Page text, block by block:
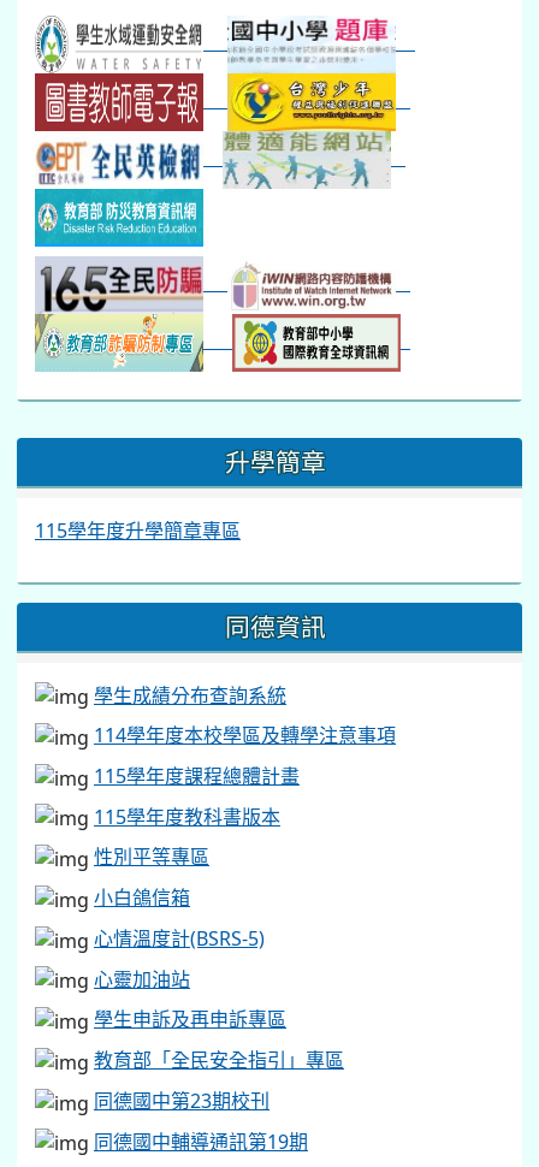
第一週
超額比序暨免試入學...
::: 升學簡章
115學年度升學簡章專區
同德資訊
學生成績分布查詢系統
114學年度本校學區及轉學注意事項
115學年度課程總體計畫
115學年度教科書版本
性別平等專區
小白鴿信箱
心情溫度計(BSRS-5)
心靈加油站
學生申訴及再申訴專區
教育部「全民安全指引」專區
同德國中第23期校刊
同德國中輔導通訊第19期